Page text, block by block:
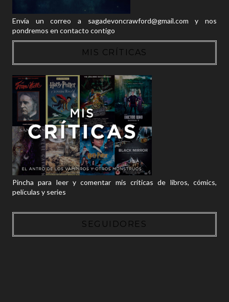
Envía un correo a sagadevoncrawford@gmail.com y nos
pondremos en contacto contigo
MIS CRÍTICAS
Pincha para leer y comentar mis críticas de libros, cómics,
películas y series
SEGUIDORES